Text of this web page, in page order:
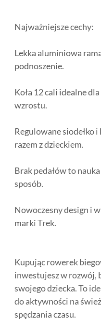
Najważniejsze cechy:
Lekka aluminiowa
podnoszenie.
Koła 12 cali idealne
wzrostu.
Regulowane siodełko
razem z dzieckiem.
Brak pedałów to
sposób.
Nowoczesny design i
marki Trek.
Kupując rowerek
inwestujesz w rozwój,
swojego dziecka. To
do aktywności na
spędzania czasu.